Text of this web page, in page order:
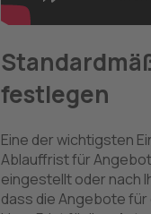
festlegen
Eine der wichtigsten
Ablauffrist für
eingestellt oder nach
dass die Angebote